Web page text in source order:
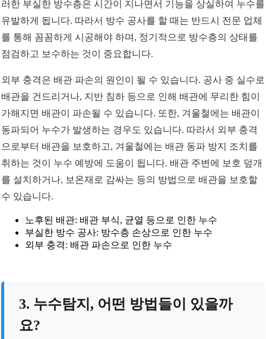
러한 부실한 방수층은 시간이 지나면서 기능을 상실하여 누수를
유발하게 됩니다. 따라서 방수 공사를 할 때는 반드시 전문 업체
를 통해 꼼꼼하게 시공해야 하며, 정기적으로 방수층의 상태를
점검하고 보수하는 것이 중요합니다.
외부 충격은 배관 파손의 원인이 될 수 있습니다. 공사 중 실수로
배관을 건드리거나, 지반 침하 등으로 인해 배관에 무리한 힘이
가해지면 배관이 파손될 수 있습니다. 또한, 겨울철에는 배관이
동파되어 누수가 발생하는 경우도 있습니다. 따라서 외부 충격
으로부터 배관을 보호하고, 겨울철에는 배관 동파 방지 조치를
취하는 것이 누수 예방에 도움이 됩니다. 배관 주변에 보호 덮개
를 설치하거나, 보온재로 감싸는 등의 방법으로 배관을 보호할
수 있습니다.
노후된 배관: 배관 부식, 균열 등으로 인한 누수
부실한 방수 공사: 방수층 손상으로 인한 누수
외부 충격: 배관 파손으로 인한 누수
3. 누수탐지, 어떤 방법들이 있을까
요?